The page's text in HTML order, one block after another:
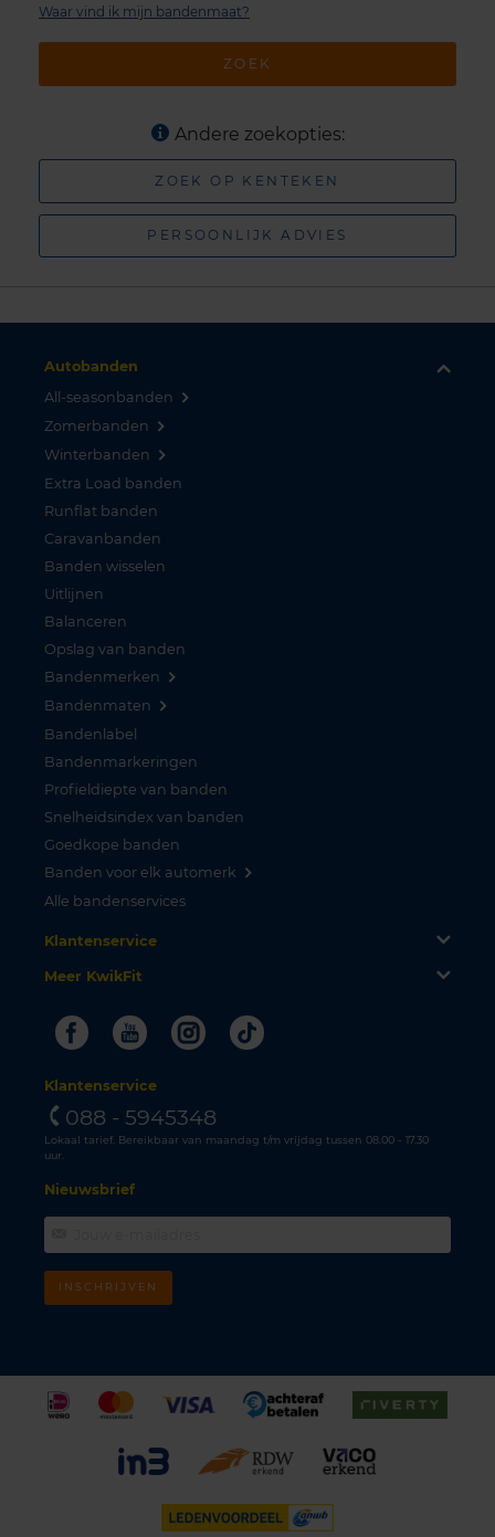
ZOEK
Waar vind ik mijn bandenmaat?
Andere zoekopties:
ZOEK OP KENTEKEN
PERSOONLIJK ADVIES
Autobanden
All-seasonbanden
Zomerbanden
Winterbanden
Extra Load banden
Runflat banden
Caravanbanden
Banden wisselen
Uitlijnen
Balanceren
Opslag van banden
Bandenmerken
Bandenmaten
Bandenlabel
Bandenmarkeringen
Profieldiepte van banden
Snelheidsindex van banden
Goedkope banden
Banden voor elk automerk
Alle bandenservices
Klantenservice
Meer KwikFit
FacebookYoutubeInstagram
Tiktok
Klantenservice
088 - 5945348
Lokaal tarief. Bereikbaar van maandag t/m vrijdag tussen 08.00 - 17.30
uur.
Nieuwsbrief
INSCHRIJVEN